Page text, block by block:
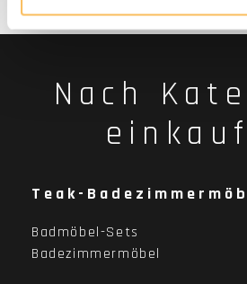
Nach
Teak-
Badmöbel-Sets
Badezimmermöbel